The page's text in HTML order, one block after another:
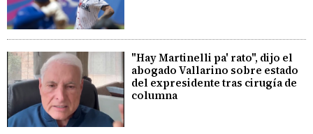
"Hay Martinelli pa' rato", dijo el
abogado Vallarino sobre estado
del expresidente tras cirugía de
columna